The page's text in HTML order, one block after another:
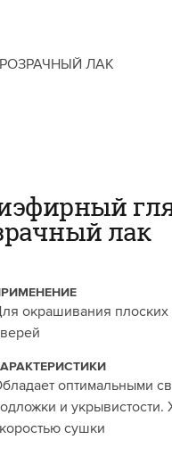
ЛАК
лак
окрашивания
оптимальными
и укрывистости.
сушки